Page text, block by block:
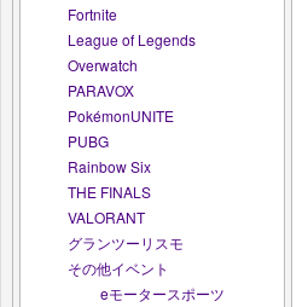
Fortnite
League of Legends
Overwatch
PARAVOX
PokémonUNITE
PUBG
Rainbow Six
THE FINALS
VALORANT
グランツーリスモ
その他イベント
eモータースポーツ